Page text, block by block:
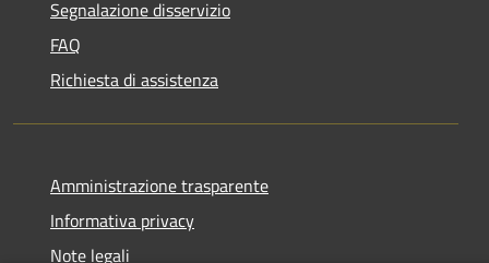
Segnalazione disservizio
FAQ
Richiesta di assistenza
Amministrazione trasparente
Informativa privacy
Note legali